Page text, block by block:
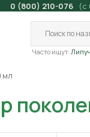
0 (800) 210-076 (с
Часто ищут:
мл